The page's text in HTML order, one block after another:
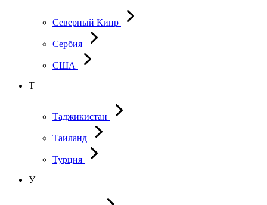
Северный Кипр
Сербия
США
Т
Таджикистан
Таиланд
Турция
У